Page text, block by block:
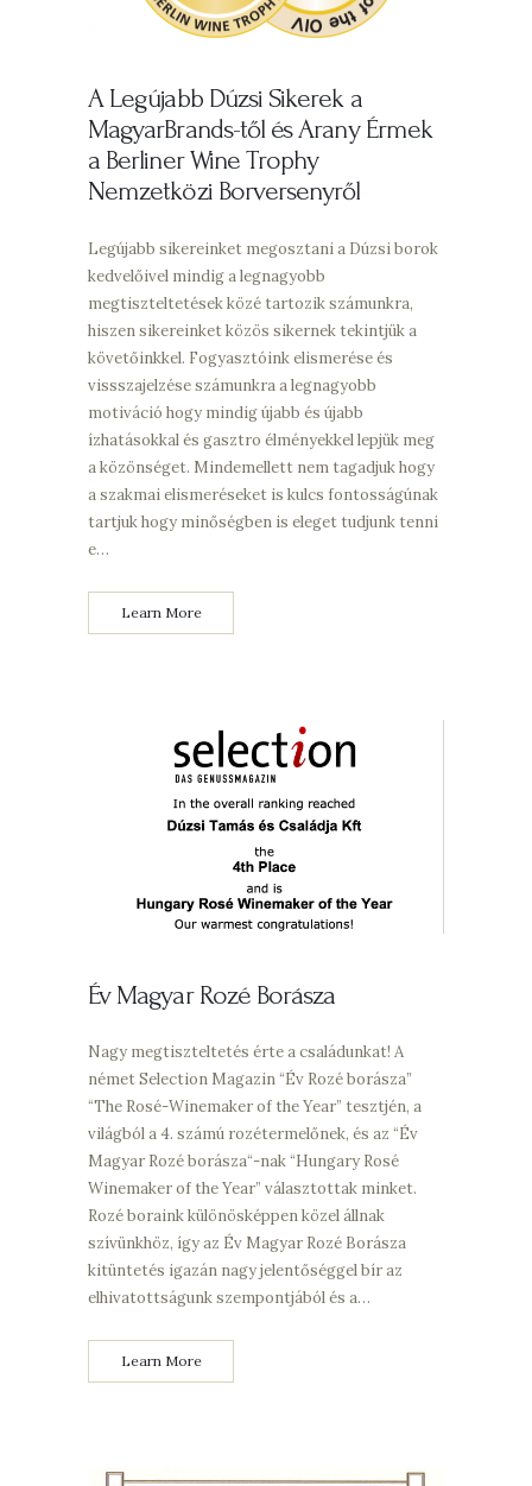
A Legújabb Dúzsi Sikerek a
MagyarBrands-től és Arany Érmek
a Berliner Wine Trophy
Nemzetközi Borversenyről
Legújabb sikereinket megosztani a Dúzsi borok
kedvelőivel mindig a legnagyobb
megtiszteltetések közé tartozik számunkra,
hiszen sikereinket közös sikernek tekintjük a
követőinkkel. Fogyasztóink elismerése és
vissszajelzése számunkra a legnagyobb
motiváció hogy mindig újabb és újabb
ízhatásokkal és gasztro élményekkel lepjük meg
a közönséget. Mindemellett nem tagadjuk hogy
a szakmai elismeréseket is kulcs fontosságúnak
tartjuk hogy minőségben is eleget tudjunk tenni
e…
Learn More
Év Magyar Rozé Borásza
Nagy megtiszteltetés érte a családunkat! A
német Selection Magazin “Év Rozé borásza”
“The Rosé-Winemaker of the Year” tesztjén, a
világból a 4. számú rozétermelőnek, és az “Év
Magyar Rozé borásza“-nak “Hungary Rosé
Winemaker of the Year” választottak minket.
Rozé boraink különösképpen közel állnak
szívünkhöz, így az Év Magyar Rozé Borásza
kitüntetés igazán nagy jelentőséggel bír az
elhivatottságunk szempontjából és a…
Learn More